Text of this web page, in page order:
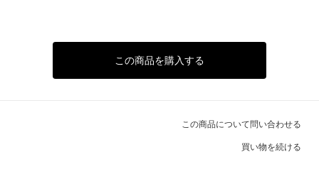
この商品を購入する
この商品について問い合わせる
買い物を続ける